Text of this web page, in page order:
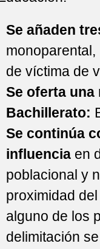
Se añaden
de víctima de
Se oferta una
Bachillerato:
Se continúa
influencia en
poblacional y
proximidad
alguno de los
delimitación